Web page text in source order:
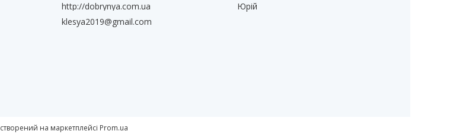
http://dobrynya.com.ua
klesya2019@gmail.com
Юрій
на маркетплейсі Prom.ua